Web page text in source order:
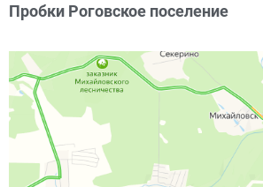
Пробки Роговское поселение